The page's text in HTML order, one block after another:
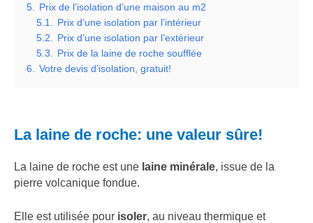
5.
Prix de l’isolation d’une maison au m2
5.1.
Prix d’une isolation par l’intérieur
5.2.
Prix d’une isolation par l’extérieur
5.3.
Prix de la laine de roche soufflée
6.
Votre devis d’isolation, gratuit!
La laine de roche: une valeur sûre!
La laine de roche est une laine minérale, issue de la
pierre volcanique fondue.
Elle est utilisée pour isoler, au niveau thermique et